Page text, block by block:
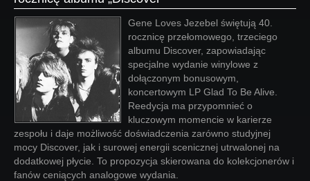
Gene Loves Jezebel świętują 40.
rocznicę przełomowego, trzeciego
albumu Discover, zapowiadając
specjalne wydanie winylowe z
dołączonym bonusowym,
koncertowym LP Glad To Be Alive.
Reedycja ma przypomnieć o
kluczowym momencie w karierze
zespołu i daje możliwość doświadczenia zarówno studyjnej
mocy Discover, jak i surowej energii scenicznej utrwalonej na
dodatkowej płycie. To propozycja skierowana do kolekcjonerów i
fanów ceniących analogowe wydania.